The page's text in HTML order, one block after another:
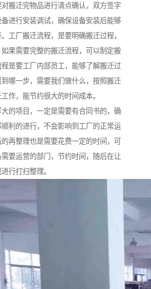
搬迁完物品进行清点确认，双方签字
进行安装调试，确保设备安装后能够
工厂搬迁流程，是要明确搬迁过程，
果需要完整的搬迁流程，可以制定搬
是要工厂内部员工，能够了解搬迁过
哪一步，需要我们做什么，按照搬迁
作，能节约很大的时间成本。
的项目，一定是需要有合同书的，确
利的进行，不会影响到工厂的正常运
再整理也是需要花费一定的时间，可
要运营的部门，节约时间，随后在让
行打扫整理。